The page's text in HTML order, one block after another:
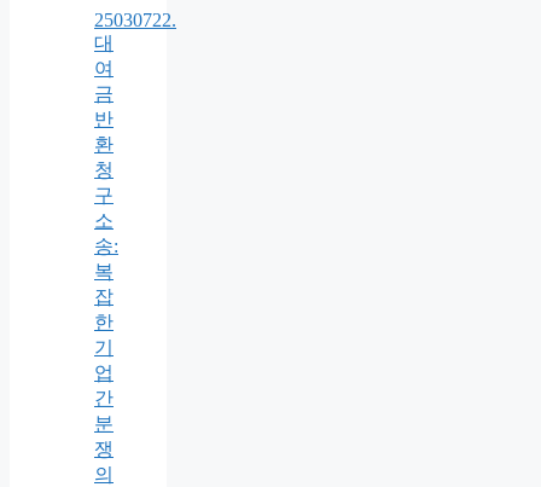
25030722.
대
여
금
반
환
청
구
소
송:
복
잡
한
기
업
간
분
쟁
의